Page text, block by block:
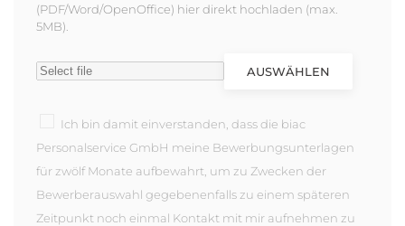
(PDF/Word/OpenOffice) hier direkt hochladen (max.
5MB).
AUSWÄHLEN
Ich bin damit einverstanden, dass die biac
Personalservice GmbH meine Bewerbungsunterlagen
für zwölf Monate aufbewahrt, um zu Zwecken der
Bewerberauswahl gegebenenfalls zu einem späteren
Zeitpunkt noch einmal Kontakt mit mir aufnehmen zu